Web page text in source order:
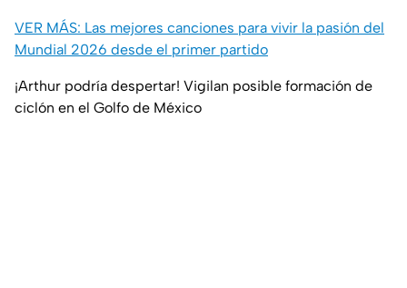
VER MÁS: Las mejores canciones para vivir la pasión del
Mundial 2026 desde el primer partido
¡Arthur podría despertar! Vigilan posible formación de
ciclón en el Golfo de México